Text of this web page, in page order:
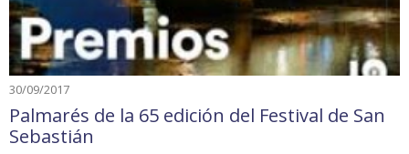
30/09/2017
Palmarés de la 65 edición del Festival de San
Sebastián